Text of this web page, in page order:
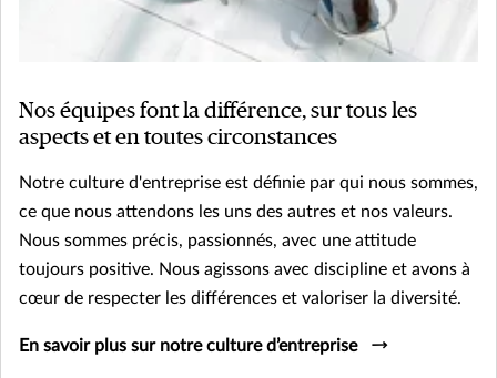
Nos équipes font la différence, sur tous les
aspects et en toutes circonstances
Notre culture d'entreprise est définie par qui nous sommes,
ce que nous attendons les uns des autres et nos valeurs.
Nous sommes précis, passionnés, avec une attitude
toujours positive. Nous agissons avec discipline et avons à
cœur de respecter les différences et valoriser la diversité.
En savoir plus sur notre culture d’entreprise